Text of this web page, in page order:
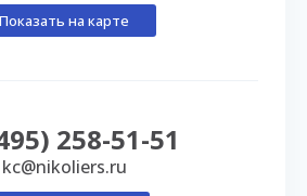
Показать на карте
258-51-51
kc@nikoliers.ru